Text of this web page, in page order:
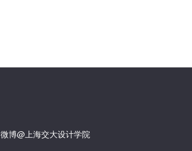
微博@上海交大设计学院